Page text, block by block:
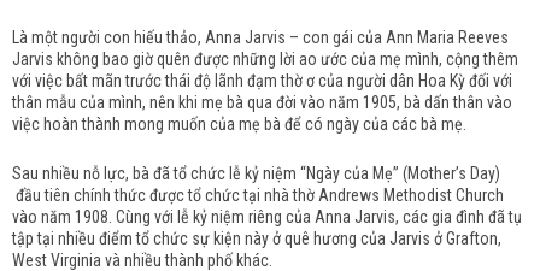
Là một người con hiếu thảo, Anna Jarvis – con gái của Ann Maria Reeves
Jarvis không bao giờ quên được những lời ao ước của mẹ mình, cộng thêm
với việc bất mãn trước thái độ lãnh đạm thờ ơ của người dân Hoa Kỳ đối với
thân mẫu của mình, nên khi mẹ bà qua đời vào năm 1905, bà dấn thân vào
việc hoàn thành mong muốn của mẹ bà để có ngày của các bà mẹ.
Sau nhiều nỗ lực, bà đã tổ chức lễ kỷ niệm “Ngày của Mẹ” (Mother’s Day)
đầu tiên chính thức được tổ chức tại nhà thờ Andrews Methodist Church
vào năm 1908. Cùng với lễ kỷ niệm riêng của Anna Jarvis, các gia đình đã tụ
tập tại nhiều điểm tổ chức sự kiện này ở quê hương của Jarvis ở Grafton,
West Virginia và nhiều thành phố khác.